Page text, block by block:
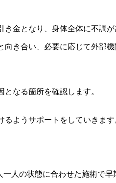
金となり、身体全体に不調が
き合い、必要に応じて外部機
なる箇所を確認します。
ようサポートをしていきます
人の状態に合わせた施術で早